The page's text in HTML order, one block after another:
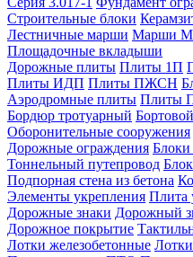
Строительные блоки
Лестничные марши Марши
Площадочные вкладыши
Дорожные плиты Плиты 1П
Плиты ИДП Плиты ПЖСН
Аэродромные плиты Плиты
Бордюр тротуарный
Оборонительные сооружения
Дорожные ограждения
Тоннельный путепровод
Подпорная стена из бетона
Элементы укрепления Плита
Дорожные знаки Дорожный
Дорожное покрытие
Лотки железобетонные